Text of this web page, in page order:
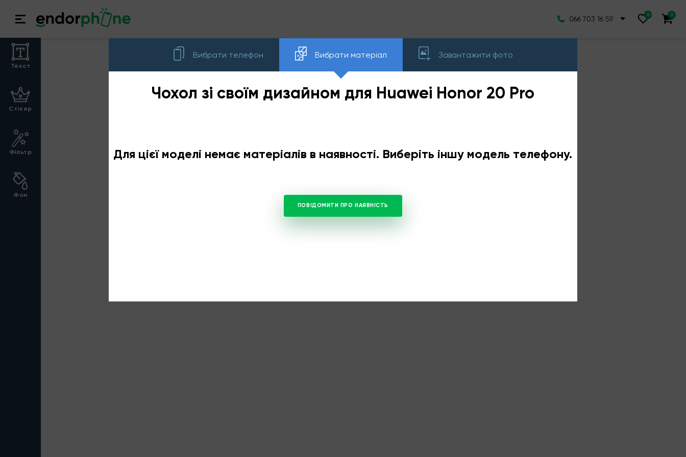
Вибрати телефон Вибрати матеріал Завантажити фото
Чохол зі своїм дизайном для Huawei Honor 20 Pro
Для цієї моделі немає матеріалів в наявності. Виберіть іншу модель телефону.
ПОВІДОМИТИ ПРО НАЯВНІСТЬ
066 703 16 59
Текст
Cтікер
Фільтр
Фон